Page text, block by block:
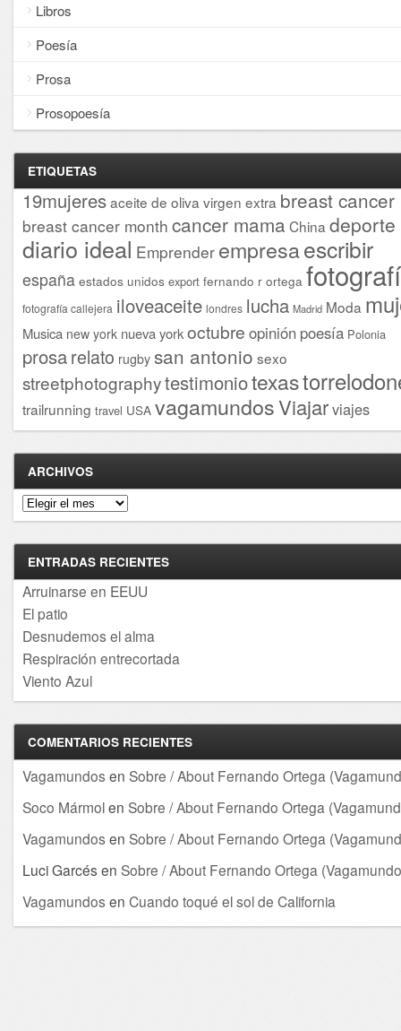
Libros
Poesía
Prosa
Prosopoesía
ETIQUETAS
19mujeresaceite de oliva virgen extra breast cancer
breast cancer month cancer mama China deporte
diario ideal Emprender empresaescribir
españa estados unidos export fernando r ortega
fotografía callejera iloveaceite londres lucha Madrid Moda
Musica new york nueva yorkoctubre opinión poesía Polonia
prosarelato rugby san antonio sexo
streetphotographytestimoniotexas
trailrunning travel USA vagamundosViajarviajes
ARCHIVOS
Archivos
ENTRADAS RECIENTES
Arruinarse en EEUU
El patio
Desnudemos el alma
Respiración entrecortada
Viento Azul
COMENTARIOS RECIENTES
Vagamundos en Sobre / About Fernando Ortega
Soco Mármolen Sobre / About Fernando Ortega
Vagamundos en Sobre / About Fernando Ortega
Luci Garcés en Sobre / About Fernando Ortega
Vagamundos en Cuando toqué el sol de California